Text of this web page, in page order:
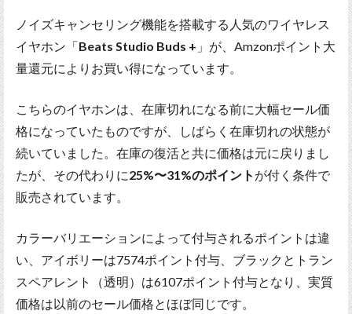
ノイズキャンセリング機能を搭載する人気のワイヤレス
イヤホン「Beats Studio Buds + 」が、Amzonポイント大
量還元によりお買い得になっています。
こちらのイヤホンは、在庫切れになる前に大幅セール価
格になっていたものですが、しばらく在庫切れの状態が
続いていました。在庫の復活と共に価格は元に戻りまし
たが、その代わりに25%〜31%のポイント が付く条件で
販売されています。
カラーバリエーションによって付与されるポイントは違
い、アイボリーは7574ポイント付与、ブラックとトラン
スペアレント（透明）は6107ポイント付与となり、実質
価格は以前のセール価格とほぼ同じです。